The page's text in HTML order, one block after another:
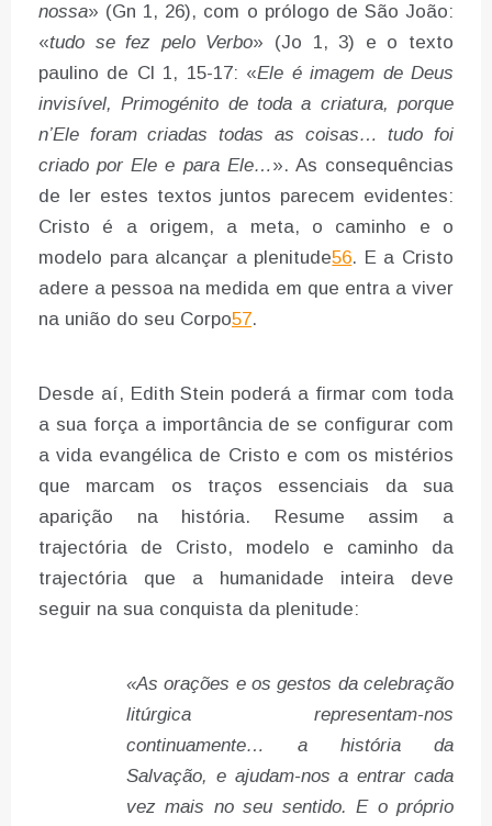
nossa» (Gn 1, 26), com o prólogo de São João:
«tudo se fez pelo Verbo» (Jo 1, 3) e o texto
paulino de Cl 1, 15-17: «Ele é imagem de Deus
invisível, Primogénito de toda a criatura, porque
n’Ele foram criadas todas as coisas… tudo foi
criado por Ele e para Ele…». As consequências
de ler estes textos juntos parecem evidentes:
Cristo é a origem, a meta, o caminho e o
modelo para alcançar a plenitude56. E a Cristo
adere a pessoa na medida em que entra a viver
na união do seu Corpo57.
Desde aí, Edith Stein poderá a firmar com toda
a sua força a importância de se configurar com
a vida evangélica de Cristo e com os mistérios
que marcam os traços essenciais da sua
aparição na história. Resume assim a
trajectória de Cristo, modelo e caminho da
trajectória que a humanidade inteira deve
seguir na sua conquista da plenitude:
«As orações e os gestos da celebração
litúrgica representam-nos
continuamente… a história da
Salvação, e ajudam-nos a entrar cada
vez mais no seu sentido. E o próprio